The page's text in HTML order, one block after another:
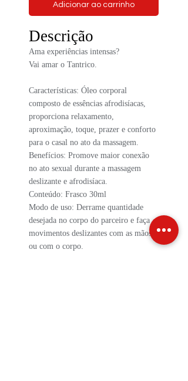
Adicionar ao carrinho
Descrição
Ama experiências intensas?
Vai amar o Tantrico.
Características: Óleo corporal
composto de essências afrodisíacas,
proporciona relaxamento,
aproximação, toque, prazer e conforto
para o casal no ato da massagem.
Benefícios: Promove maior conexão
no ato sexual durante a massagem
deslizante e afrodisíaca.
Conteúdo: Frasco 30ml
Modo de uso: Derrame quantidade
desejada no corpo do parceiro e faça
movimentos deslizantes com as mãos
ou com o corpo.